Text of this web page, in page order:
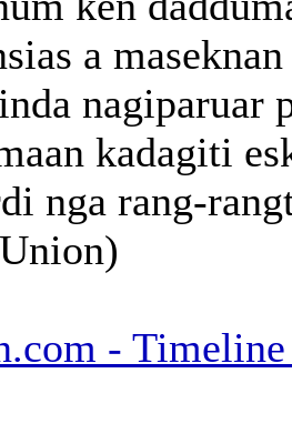
a
nagiparuar
kadagiti
nga rang-
-